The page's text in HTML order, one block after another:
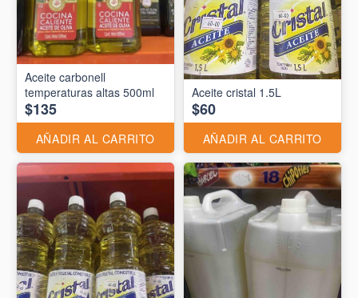
Aceite carbonell
temperaturas altas 500ml
$135
AÑADIR AL CARRITO
Aceite cristal 1.5L
$60
AÑADIR AL CARRITO